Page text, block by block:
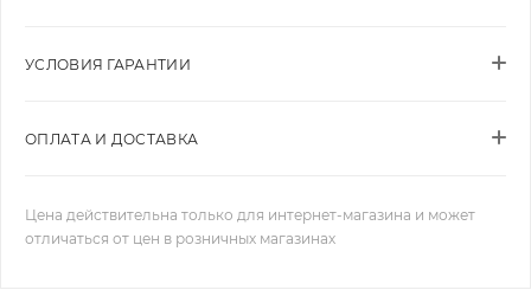
УСЛОВИЯ ГАРАНТИИ
ОПЛАТА И ДОСТАВКА
Цена действительна только для интернет-магазина и может
отличаться от цен в розничных магазинах